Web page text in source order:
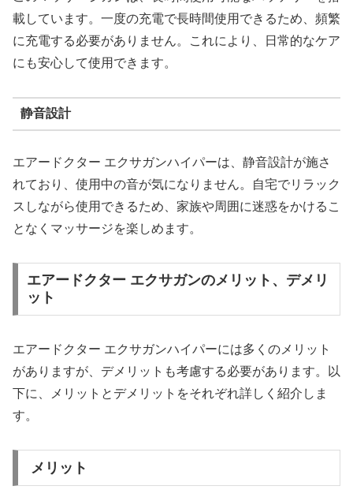
載しています。一度の充電で長時間使用できるため、頻繁
に充電する必要がありません。これにより、日常的なケア
にも安心して使用できます。
静音設計
エアードクター エクサガンハイパーは、静音設計が施さ
れており、使用中の音が気になりません。自宅でリラック
スしながら使用できるため、家族や周囲に迷惑をかけるこ
となくマッサージを楽しめます。
エアードクター エクサガンのメリット、デメリ
ット
エアードクター エクサガンハイパーには多くのメリット
がありますが、デメリットも考慮する必要があります。以
下に、メリットとデメリットをそれぞれ詳しく紹介しま
す。
メリット